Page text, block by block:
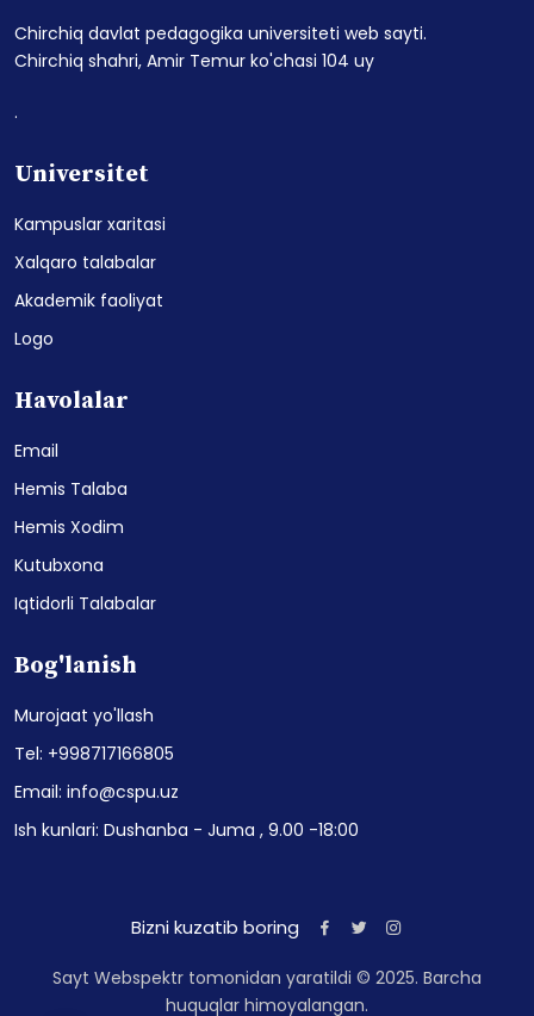
Chirchiq davlat pedagogika universiteti web sayti.
Chirchiq shahri, Amir Temur ko'chasi 104 uy
.
Universitet
Kampuslar xaritasi
Xalqaro talabalar
Akademik faoliyat
Logo
Havolalar
Email
Hemis Talaba
Hemis Xodim
Kutubxona
Iqtidorli Talabalar
Bog'lanish
Murojaat yo'llash
Tel: +998717166805
Email: info@cspu.uz
Ish kunlari: Dushanba - Juma , 9.00 -18:00
Bizni kuzatib boring
Sayt Webspektr tomonidan yaratildi © 2025. Barcha
huquqlar himoyalangan.